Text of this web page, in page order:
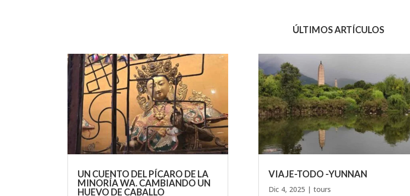
ÚLTIMOS ARTÍCULOS
UN CUENTO DEL PÍCARO DE LA
MINORÍA WA. CAMBIANDO UN
HUEVO DE CABALLO
VIAJE-TODO -YUNNAN
Dic 4, 2025 | tours